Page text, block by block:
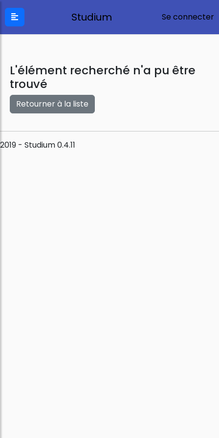
Studium Se connecter
L'élément recherché n'a pu être
trouvé
Retourner à la liste
2019 - Studium 0.4.11